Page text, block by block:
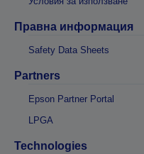
Правна информация
Safety Data Sheets
Partners
Epson Partner Portal
LPGA
Technologies